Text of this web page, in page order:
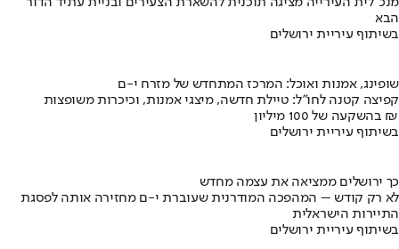
הבא
בשיתוף עיריית ירושלים
שופינג, אמנות ואוכל: המרכז המתחדש של מזרח י-ם
קפיצה קטנה לחו"ל: טיילת חדשה, מיצגי אמנות, וכיכרות משופצות
בהשקעה של 100 מיליון ₪
בשיתוף עיריית ירושלים
כך ירושלים ממציאה את עצמה מחדש
לא רק קודש – המהפכה המודרנית שעוברת י-ם מחזירה אותה לפסגת
התיירות הישראלית
בשיתוף עיריית ירושלים